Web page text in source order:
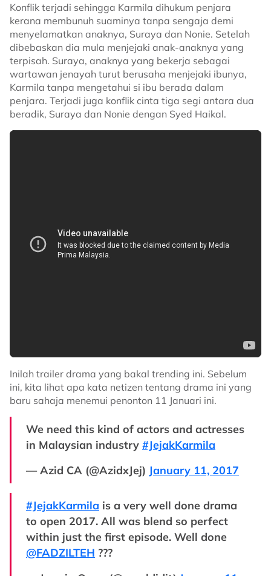
Konflik terjadi sehingga Karmila dihukum penjara
kerana membunuh suaminya tanpa sengaja demi
menyelamatkan anaknya, Suraya dan Nonie. Setelah
dibebaskan dia mula menjejaki anak-anaknya yang
terpisah. Suraya, anaknya yang bekerja sebagai
wartawan jenayah turut berusaha menjejaki ibunya,
Karmila tanpa mengetahui si ibu berada dalam
penjara. Terjadi juga konflik cinta tiga segi antara dua
beradik, Suraya dan Nonie dengan Syed Haikal.
Inilah trailer drama yang bakal trending ini. Sebelum
ini, kita lihat apa kata netizen tentang drama ini yang
baru sahaja menemui penonton 11 Januari ini.
We need this kind of actors and actresses
in Malaysian industry #JejakKarmila
— Azid CA (@AzidxJej) January 11, 2017
#JejakKarmila is a very well done drama
to open 2017. All was blend so perfect
within just the first episode. Well done
@FADZILTEH ???